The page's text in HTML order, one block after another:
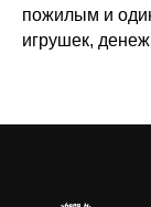
пожилым и
игрушек,